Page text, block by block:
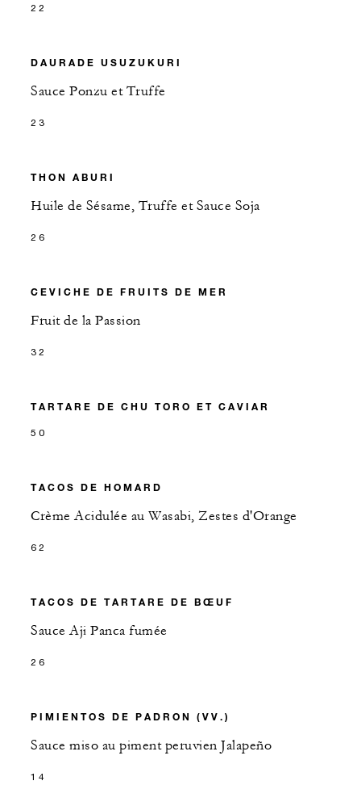
22
DAURADE USUZUKURI
Sauce Ponzu et Truffe
23
THON ABURI
Huile de Sésame, Truffe et Sauce Soja
26
CEVICHE DE FRUITS DE MER
Fruit de la Passion
32
TARTARE DE CHU TORO ET CAVIAR
50
TACOS DE HOMARD
Crème Acidulée au Wasabi, Zestes d'Orange
62
TACOS DE TARTARE DE BŒUF
Sauce Aji Panca fumée
26
PIMIENTOS DE PADRON (VV.)
Sauce miso au piment peruvien Jalapeño
14